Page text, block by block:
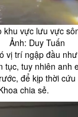
khu vực lưu vực
Ảnh: Duy Tuấn
vị trí ngập đầu
tục, tuy nhiên anh
để kịp thời
chia sẻ.